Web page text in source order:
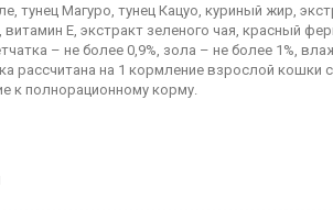
тунец Магуро, тунец Кацуо, куриный жир,
витамин Е, экстракт зеленого чая, красный
– не более 0,9%, зола – не более 1%,
рассчитана на 1 кормление взрослой кошки
к полнорационному корму.